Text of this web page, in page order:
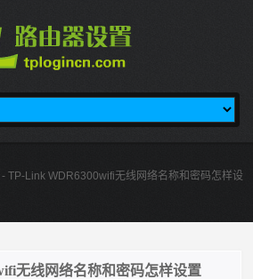
- TP-Link WDR6300wifi无线网络名称和密码怎样设
无线网络名称和密码怎样设置